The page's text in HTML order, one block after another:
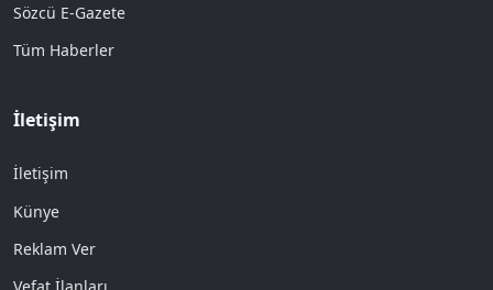
Sözcü E-Gazete
Tüm Haberler
İletişim
İletişim
Künye
Reklam Ver